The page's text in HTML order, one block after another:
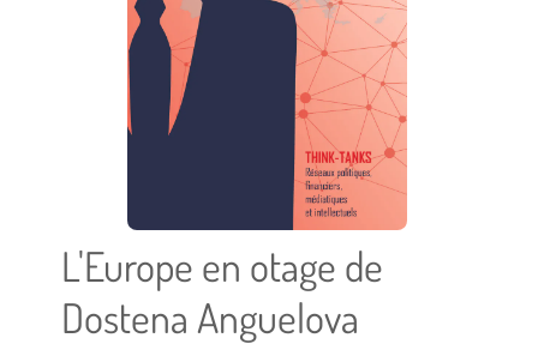
L'Europe en otage de
Dostena Anguelova